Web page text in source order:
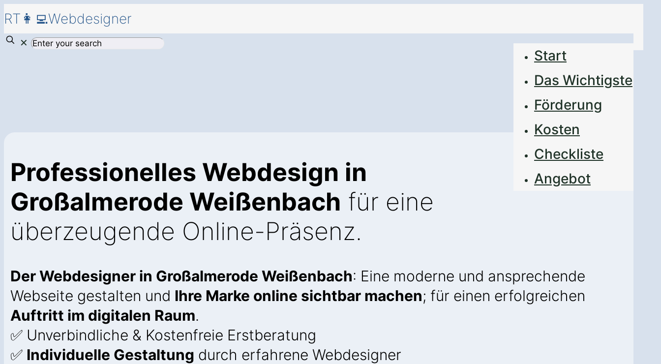
RT👩‍💻Webdesigner
Start
Das Wichtigste
Förderung
Kosten
Checkliste
Angebot
✕
Professionelles Webdesign in
Großalmerode Weißenbach für eine
überzeugende Online-Präsenz.
Der Webdesigner in Großalmerode Weißenbach: Eine moderne und ansprechende
Webseite gestalten und Ihre Marke online sichtbar machen; für einen erfolgreichen
Auftritt im digitalen Raum.
✅ Unverbindliche & Kostenfreie Erstberatung
✅ Individuelle Gestaltung durch erfahrene Webdesigner